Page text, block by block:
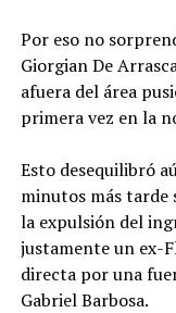
Por eso no
Giorgian De
afuera del área
primera vez en la
Esto desequilibró
minutos más tarde
la expulsión del
justamente un ex-
directa por una
Gabriel Barbosa.